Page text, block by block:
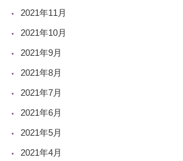
2021年11月
2021年10月
2021年9月
2021年8月
2021年7月
2021年6月
2021年5月
2021年4月